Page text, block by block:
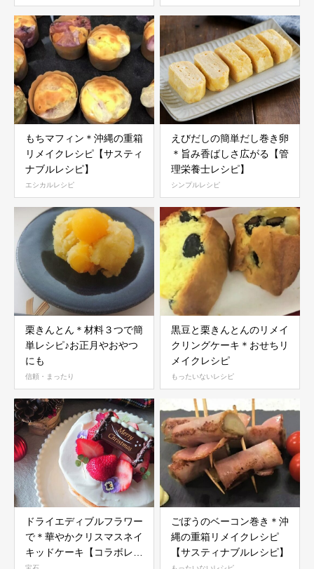
もちマフィン＊沖縄の重箱
リメイクレシピ【サスティ
ナブルレシピ】
エシカルレシピ
えびだしの簡単だし巻き卵
＊旨み香ばしさ広がる【管
理栄養士レシピ】
シンプルレシピ
栗きんとん＊材料３つで簡
単レシピ♪お正月やおやつ
にも
信頼・まったり
黒豆と栗きんとんのリメイ
クリングケーキ＊おせちリ
メイクレシピ
もったいないレシピ
ドライエディブルフラワー
で＊華やかクリスマスネイ
キッドケーキ【コラボレシ
ごぼうのベーコン巻き＊沖
縄の重箱リメイクレシピ
【サスティナブルレシピ】